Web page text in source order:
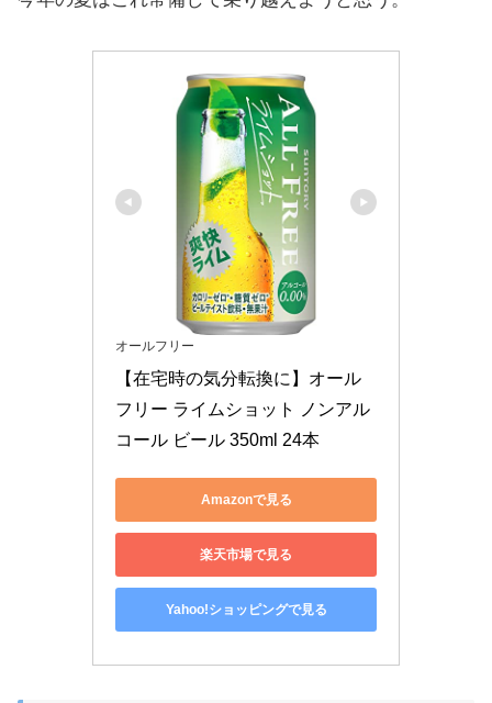
オールフリー
【在宅時の気分転換に】オール
フリー ライムショット ノンアル
コール ビール 350ml 24本
Amazonで見る
楽天市場で見る
Yahoo!ショッピングで見る